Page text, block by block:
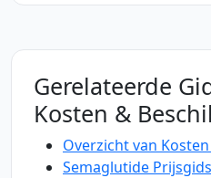
Gerelateerde
Kosten &
Overzicht van
Semaglutide Prijsgids